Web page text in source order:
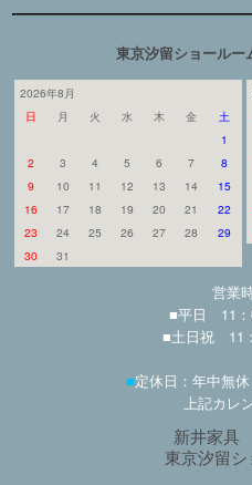
東京汐留ショールー
2026年8月
日
月 火 水 木 金
土
1
2
3 4 5 6 7
8
9
10 11 12 13 14
15
16
17 18 19 20 21
22
23
24 25 26 27 28
29
30
31
営業
■平日 11：
■土日祝 11
■定休日：年中無
上記カレ
新井家具
東京汐留